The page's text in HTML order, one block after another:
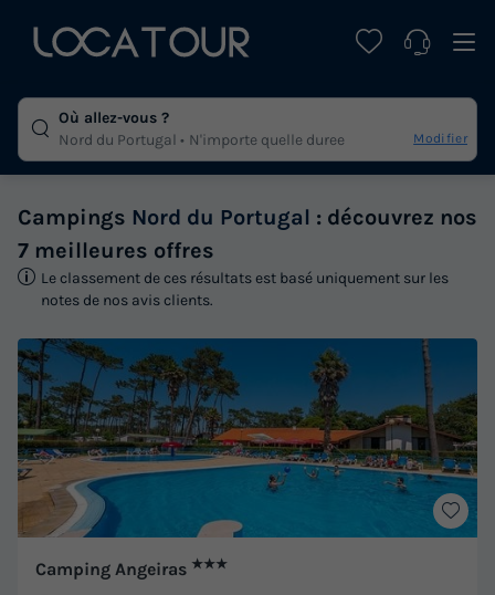
Où allez-vous ?
Nord du Portugal
N'importe quelle duree Modifier
Campings Nord du Portugal : découvrez nos
7 meilleures offres
Le classement de ces résultats est basé uniquement sur les
notes de nos avis clients.
Camping Angeiras ★★★